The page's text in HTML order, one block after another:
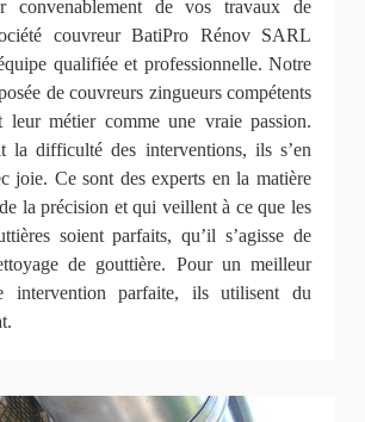
convenablement de vos travaux de
couvreur BatiPro Rénov SARL
qualifiée et professionnelle. Notre
de couvreurs zingueurs compétents
leur métier comme une vraie passion.
la difficulté des interventions, ils s’en
joie. Ce sont des experts en la matière
la précision et qui veillent à ce que les
soient parfaits, qu’il s’agisse de
de gouttière. Pour un meilleur
intervention parfaite, ils utilisent du